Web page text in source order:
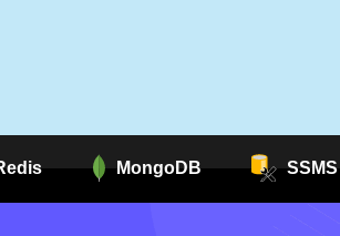
MongoDB SSMS